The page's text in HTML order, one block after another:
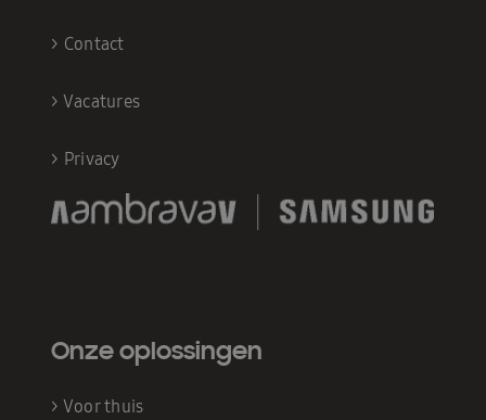
> Contact
> Vacatures
> Privacy
Onze oplossingen
> Voor thuis